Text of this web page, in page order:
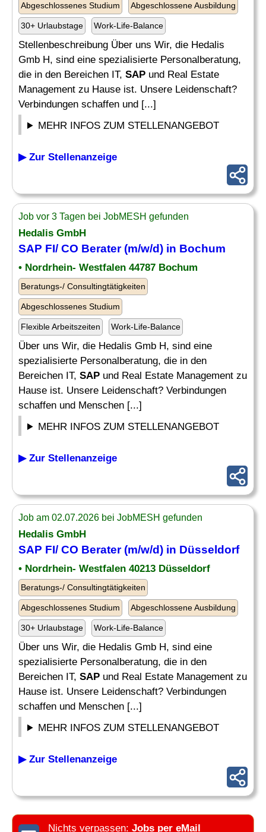
Abgeschlossenes Studium Abgeschlossene Ausbildung
30+ Urlaubstage Work-Life-Balance
Stellenbeschreibung Über uns Wir, die Hedalis
Gmb H, sind eine spezialisierte Personalberatung,
die in den Bereichen IT, SAP und Real Estate
Management zu Hause ist. Unsere Leidenschaft?
Verbindungen schaffen und [...]
MEHR INFOS ZUM STELLENANGEBOT
▶ Zur Stellenanzeige
Job vor 3 Tagen bei JobMESH gefunden
Hedalis GmbH
SAP FI/ CO Berater(m/w/d) in Bochum
• Nordrhein- Westfalen 44787 Bochum
Beratungs-/ Consultingtätigkeiten
Abgeschlossenes Studium
Flexible Arbeitszeiten Work-Life-Balance
Über uns Wir, die Hedalis Gmb H, sind eine
spezialisierte Personalberatung, die in den
Bereichen IT, SAP und Real Estate Management zu
Hause ist. Unsere Leidenschaft? Verbindungen
schaffen und Menschen [...]
MEHR INFOS ZUM STELLENANGEBOT
▶ Zur Stellenanzeige
Job am 02.07.2026 bei JobMESH gefunden
Hedalis GmbH
SAP FI/ CO Berater(m/w/d) in Düsseldorf
• Nordrhein- Westfalen 40213 Düsseldorf
Beratungs-/ Consultingtätigkeiten
Abgeschlossenes Studium Abgeschlossene Ausbildung
30+ Urlaubstage Work-Life-Balance
Über uns Wir, die Hedalis Gmb H, sind eine
spezialisierte Personalberatung, die in den
Bereichen IT, SAP und Real Estate Management zu
Hause ist. Unsere Leidenschaft? Verbindungen
schaffen und Menschen [...]
MEHR INFOS ZUM STELLENANGEBOT
▶ Zur Stellenanzeige
Nichts verpassen: Jobs per eMail